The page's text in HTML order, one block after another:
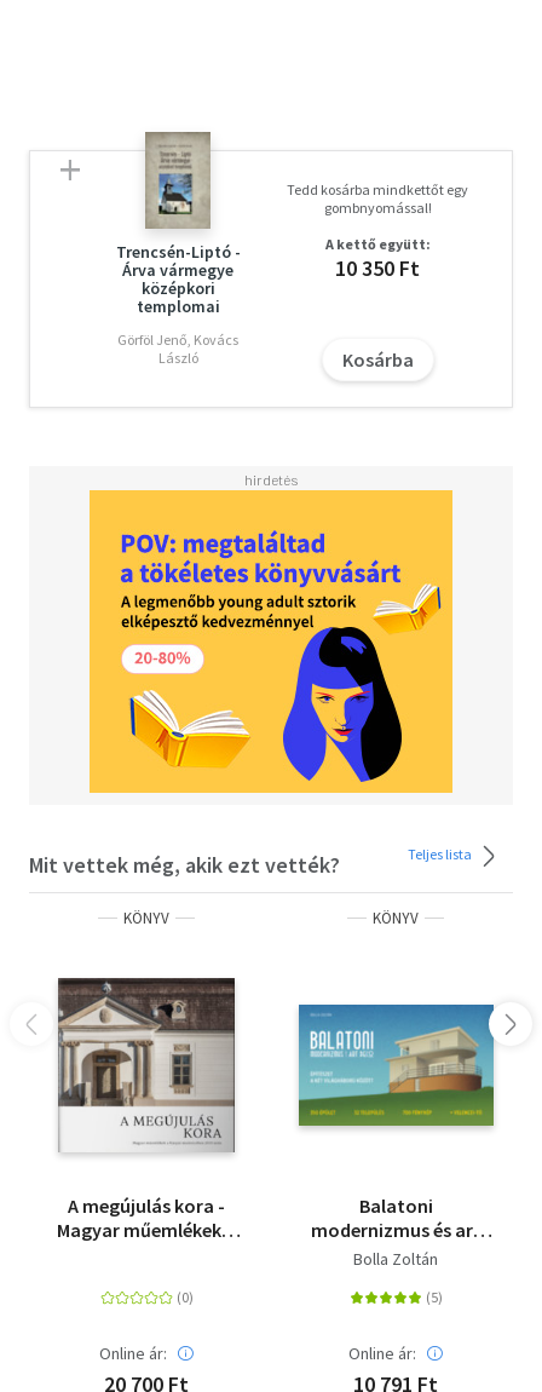
honfoglalástól az organikus és kortárs irányzatokig.
Trencsén-Liptó -
Árva vármegye
középkori
templomai
Görföl Jenő, Kovács
László
Tedd kosárba mindkettőt egy
gombnyomással!
A kettő együtt:
10 350 Ft
Kosárba
Mit vettek még, akik ezt vették? Teljes lista
KÖNYV
A megújulás kora -
Magyar műemlékek a
Online ár:
20 700 Ft
KÖNYV
Balatoni
modernizmus és art
deco - Építészet a két
Bolla Zoltán
Online ár:
10 791 Ft